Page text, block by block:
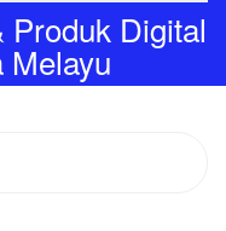
Produk Digital
Melayu